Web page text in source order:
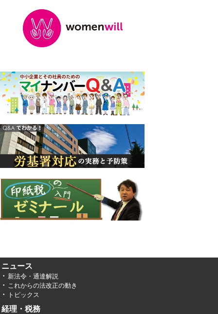
ニュース
新法令・通達解説
これからの法改正の動き
トピックス
経理・税務